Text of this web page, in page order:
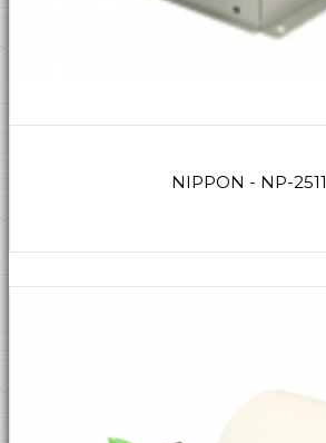
NIPPON - NP-2511